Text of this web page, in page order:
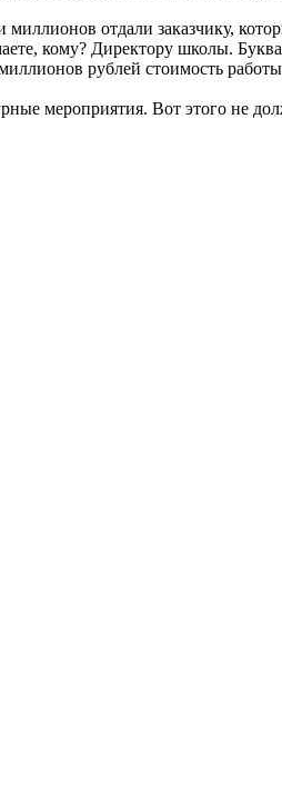
отдали заказчику,
кому? Директору школы.
рублей стоимость
мероприятия. Вот этого не